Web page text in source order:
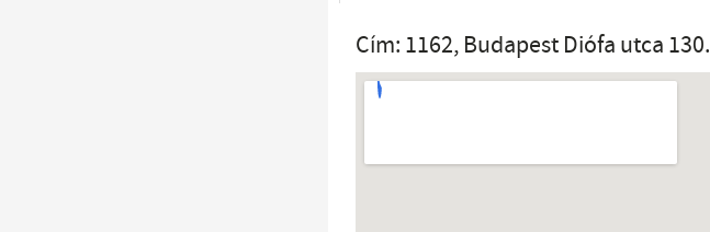
Cím: 1162, Budapest Diófa utca 130.